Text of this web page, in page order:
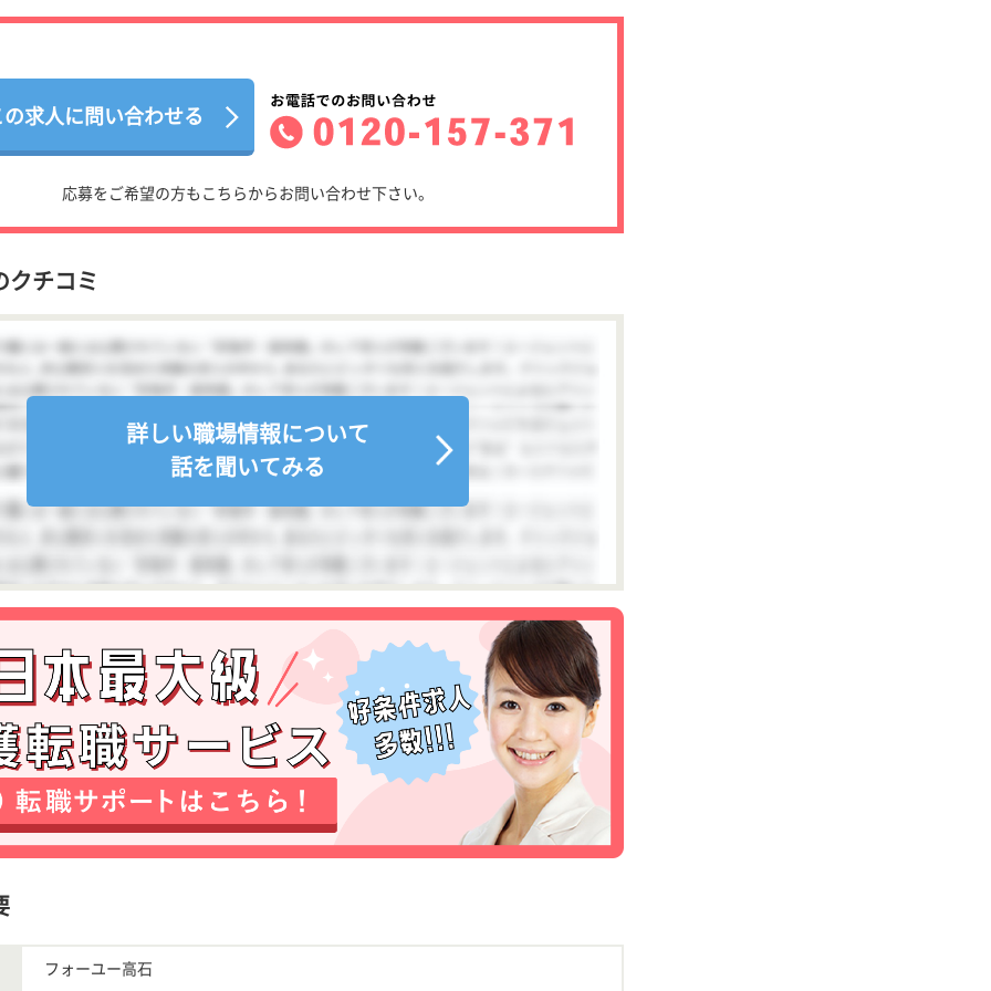
求人に問い合わせる
応募をご希望の方もこちらからお問い合わせ下さい。
クチコミ
詳しい職場情報について
話を聞いてみる
フォーユー高石